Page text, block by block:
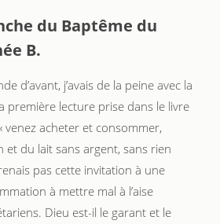
du Baptême du
B.
d’avant, j’avais de la peine avec la
première lecture prise dans le livre
venez acheter et consommer,
et du lait sans argent, sans rien
pas cette invitation à une
à mettre mal à l’aise
Dieu est-il le garant et le